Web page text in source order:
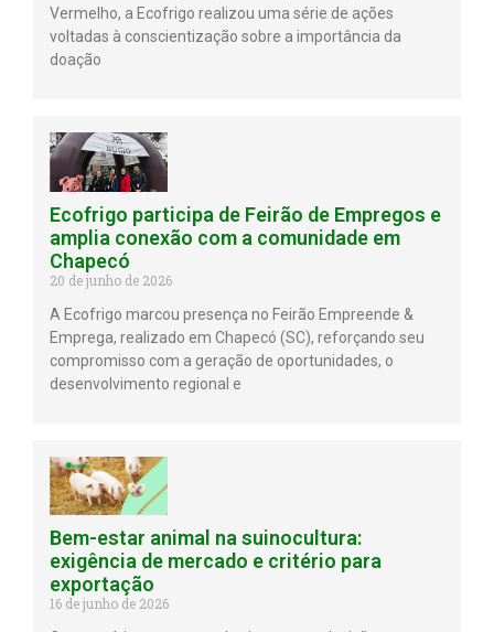
Vermelho, a Ecofrigo realizou uma série de ações
voltadas à conscientização sobre a importância da
doação
Ecofrigo participa de Feirão de Empregos e
amplia conexão com a comunidade em
Chapecó
20 de junho de 2026
A Ecofrigo marcou presença no Feirão Empreende &
Emprega, realizado em Chapecó (SC), reforçando seu
compromisso com a geração de oportunidades, o
desenvolvimento regional e
Bem-estar animal na suinocultura:
exigência de mercado e critério para
exportação
16 de junho de 2026